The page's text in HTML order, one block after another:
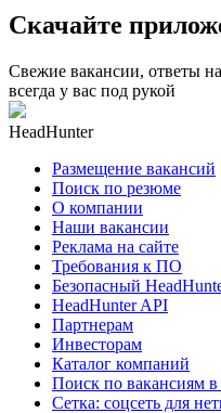
Скачайте
Свежие вакансии, ответы
всегда у вас под рукой
HeadHunter
Размещение вакансий
Поиск по резюме
О компании
Наши вакансии
Реклама на сайте
Требования к ПО
Безопасный
HeadHunter API
Партнерам
Инвесторам
Каталог компаний
Поиск по вакансиям
Сетка: соцсеть для